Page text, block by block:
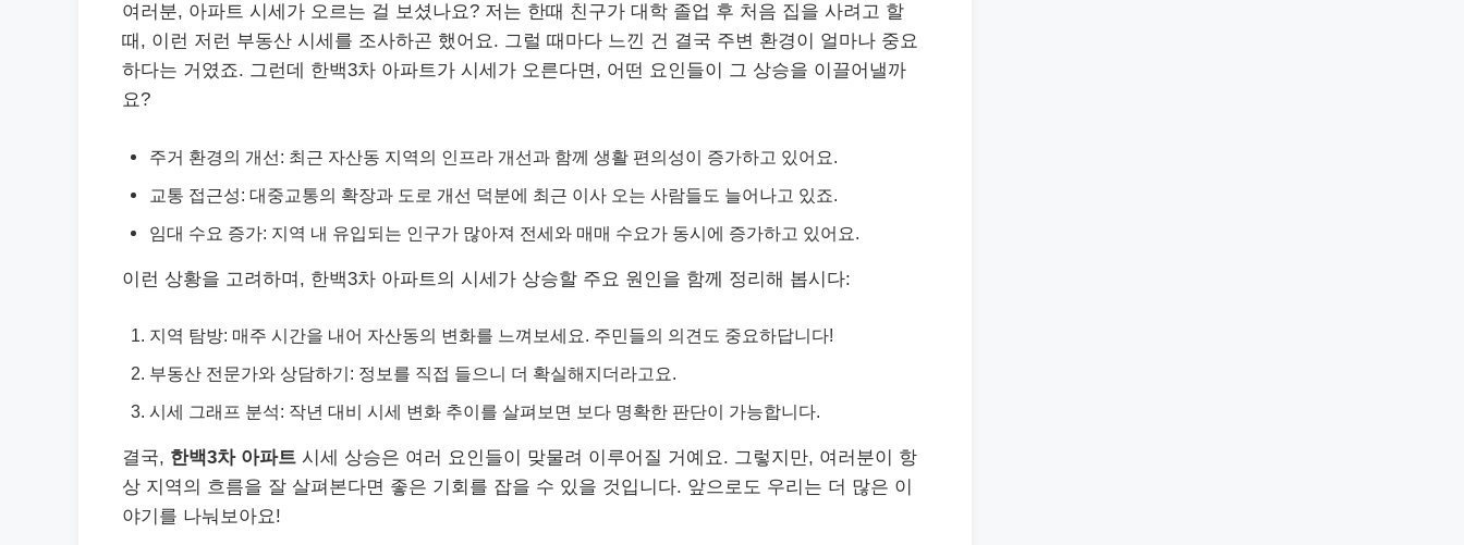
여러분, 아파트 시세가 오르는 걸 보셨나요? 저는 한때 친구가 대학 졸업 후 처음 집을 사려고 할
때, 이런 저런 부동산 시세를 조사하곤 했어요. 그럴 때마다 느낀 건 결국 주변 환경이 얼마나 중요
하다는 거였죠. 그런데 한백3차 아파트가 시세가 오른다면, 어떤 요인들이 그 상승을 이끌어낼까
요?
주거 환경의 개선: 최근 자산동 지역의 인프라 개선과 함께 생활 편의성이 증가하고 있어요.
교통 접근성: 대중교통의 확장과 도로 개선 덕분에 최근 이사 오는 사람들도 늘어나고 있죠.
임대 수요 증가: 지역 내 유입되는 인구가 많아져 전세와 매매 수요가 동시에 증가하고 있어요.
이런 상황을 고려하며, 한백3차 아파트의 시세가 상승할 주요 원인을 함께 정리해 봅시다:
지역 탐방: 매주 시간을 내어 자산동의 변화를 느껴보세요. 주민들의 의견도 중요하답니다!
부동산 전문가와 상담하기: 정보를 직접 들으니 더 확실해지더라고요.
시세 그래프 분석: 작년 대비 시세 변화 추이를 살펴보면 보다 명확한 판단이 가능합니다.
결국, 한백3차 아파트 시세 상승은 여러 요인들이 맞물려 이루어질 거예요. 그렇지만, 여러분이 항
상 지역의 흐름을 잘 살펴본다면 좋은 기회를 잡을 수 있을 것입니다. 앞으로도 우리는 더 많은 이
야기를 나눠보아요!